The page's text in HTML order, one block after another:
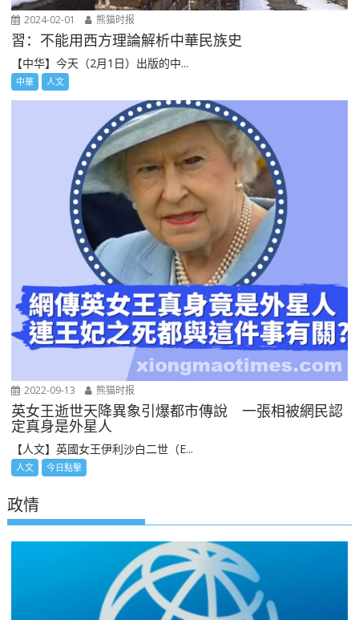
2024-02-01 熊猫时报
習：不能用西方理論解析中華民族史
【中华】今天（2月1日）出版的中...
中華 人文
2022-09-13 熊猫时报
英女王逝世天降異象引爆都市傳說 一張相被網民認
定真身是外星人
【人文】英國女王伊利沙白二世（E...
人文 今日點擊
政情